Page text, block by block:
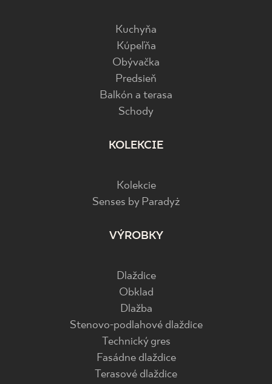
Kuchyňa
Kúpeľňa
Obývačka
Predsieň
Balkón a terasa
Schody
KOLEKCIE
Kolekcie
Senses by Paradyż
VÝROBKY
Dlaždice
Obklad
Dlažba
Stenovo-podlahové dlaždice
Technický gres
Fasádne dlaždice
Terasové dlaždice